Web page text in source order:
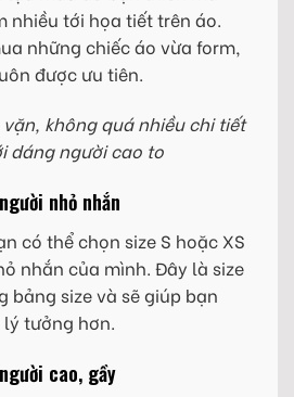
nhiều tới họa tiết trên áo.
những chiếc áo vừa form,
được ưu tiên.
không quá nhiều chi tiết
dáng người cao to
nhỏ nhắn
có thể chọn size S hoặc XS
nhắn của mình. Đây là size
bảng size và sẽ giúp bạn
tưởng hơn.
cao, gầy